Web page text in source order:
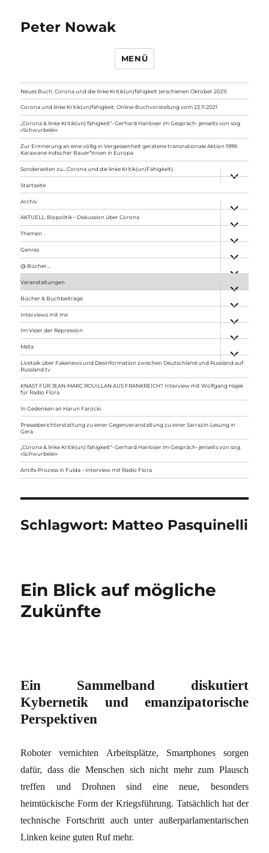
Peter Nowak
MENÜ
Neues Buch: Corona und die linke Kritik(un)fähigkeit (erschienen Oktober 2021)
Corona und linke Kritik(un)fähigkeit. Online-Buchvorstellung vom 23.11.2021
„Corona & linke Kritik(un) fähigkeit“- Gerhard Hanloser im Gespräch- jenseits von sog.
»Schwurbelei«
Zur Erinnerung an eine völlig in Vergessenheit geratene transnationale Aktion 1999:
Karawane indischer Bauer*innen in Europa
Sonderseiten zu…Corona und die linke Kritik(un)Fähigkeit).
anzeigen
Startseite
Archiv
anzeigen
AKTUELL: Biopolitik – Diskussion über Corona
anzeigen
Themen
anzeigen
Genres
anzeigen
@ Bücher…
Veranstaltungen
anzeigen
Bücher & Buchbeiträge
anzeigen
Interviews mit mir
anzeigen
Im Visier der Repression
anzeigen
Meta
anzeigen
Livetalk über Fakenews und Desinformation zwischen Deutschland und Russland auf
Russland.tv
KNAST FÜR JEAN-MARC ROUILLAN AUS FRANKREICH? Interview mit Wolfgang Hajek
für Radio Flora
In Gedenken an Harun Farocki
Presseberichterstattung zu einer Gegenveranstaltung zu einer Sarrazin-Lesung in
Gera
„Corona & linke Kritik(un) fähigkeit“- Gerhard Hanloser im Gespräch- jenseits von sog.
»Schwurbelei«
Antifa-Prozess in Fulda – Interview mit Radio Flora
Schlagwort: Matteo Pasquinelli
Ein Blick auf mögliche
Zukünfte
Ein Sammelband diskutiert
Kybernetik und emanzipatorische
Perspektiven
Roboter vernichten Arbeitsplätze, Smartphones sorgen
dafür, dass die Menschen sich nicht mehr zum Plausch
treffen und Drohnen sind eine neue, besonders
heimtückische Form der Kriegsführung. Tatsächlich hat der
technische Fortschritt auch unter außerparlamentarischen
Linken keine guten Ruf mehr.